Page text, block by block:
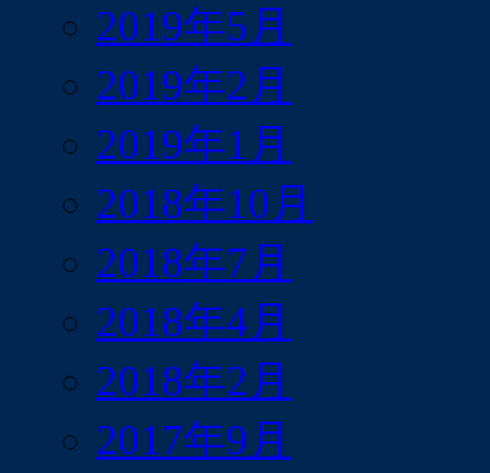
2019年5月
2019年2月
2019年1月
2018年10月
2018年7月
2018年4月
2018年2月
2017年9月